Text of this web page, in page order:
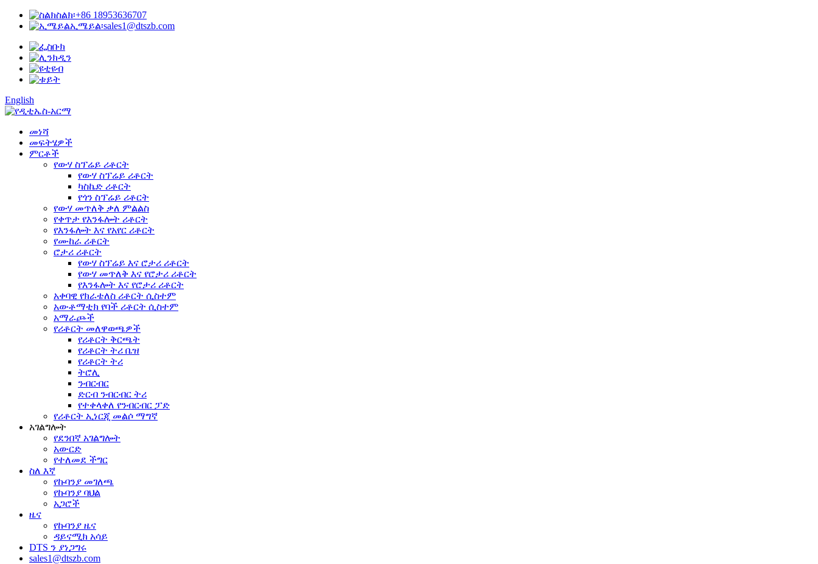
ስልክ፡+86 18953636707
ኢሜይል፡sales1@dtszb.com
English
መነሻ
መፍትሄዎች
ምርቶች
የውሃ ስፕሬይ ሪቶርት
የውሃ ስፕሬይ ሪቶርት
ካስኬድ ሪቶርት
የጎን ስፕሬይ ሪቶርት
የውሃ መጥለቅ ቃለ ምልልስ
የቀጥታ የእንፋሎት ሪቶርት
የእንፋሎት እና የአየር ሪቶርት
የሙከራ ሪቶርት
ሮታሪ ሪቶርት
የውሃ ስፕሬይ እና ሮታሪ ሪቶርት
የውሃ መጥለቅ እና የሮታሪ ሪቶርት
የእንፋሎት እና የሮታሪ ሪቶርት
አቀባዊ የክራቴለስ ሪቶርት ሲስተም
አውቶማቲክ የባች ሪቶርት ሲስተም
አማራጮች
የሪቶርት መለዋወጫዎች
የሪቶርት ቅርጫት
የሪቶርት ትሪ ቤዝ
የሪቶርት ትሪ
ትሮሊ
ንብርብር
ድርብ ንብርብር ትሪ
የተቀላቀለ የንብርብር ፓድ
የሪቶርት ኢነርጂ መልሶ ማግኛ
አገልግሎት
የደንበኛ አገልግሎት
አውርድ
የተለመደ ችግር
ስለ እኛ
የኩባንያ መገለጫ
የኩባንያ ባህል
አጋሮች
ዜና
የኩባንያ ዜና
ዳይናሚክ አሳይ
DTS ን ያነጋግሩ
sales1@dtszb.com